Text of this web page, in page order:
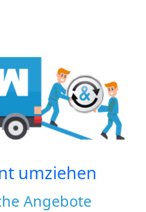
umziehen
Angebote